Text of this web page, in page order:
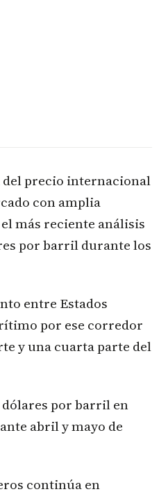
del precio internacional
con amplia
más reciente análisis
por barril durante los
entre Estados
por ese corredor
y una cuarta parte del
dólares por barril en
abril y mayo de
continúa en